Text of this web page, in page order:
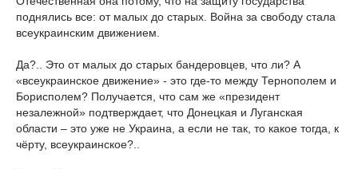
поднялись все: от малых до старых. Война за свободу стала
всеукраинским движением.
Да?.. Это от малых до старых бандеровцев, что ли? А
«всеукраинское движение» - это где-то между Тернополем и
Борисполем? Получается, что сам же «президент
незалежной» подтверждает, что Донецкая и Луганская
области – это уже не Украина, а если не так, то какое тогда, к
чёрту, всеукраинское?..